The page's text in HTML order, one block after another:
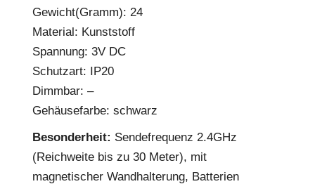
Gewicht(Gramm): 24
Material: Kunststoff
Spannung: 3V DC
Schutzart: IP20
Dimmbar: –
Gehäusefarbe: schwarz
Besonderheit: Sendefrequenz 2.4GHz
(Reichweite bis zu 30 Meter), mit
magnetischer Wandhalterung, Batterien